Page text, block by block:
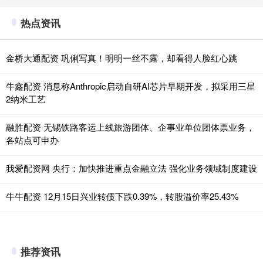
热点资讯
金桥大通配资 巩俐写真！明明一丝不露，却看得人脸红心跳
牛鑫配资 消息称Anthropic启动自研AI芯片早期开发，拟采用三星
2纳米工艺
融胜配资 无锡铁路客运上线旅游团体、企事业单位团体票业务，
各站点可申办
我爱配资网 央行：加快推进重点金融立法 强化业务领域制度建设
牛牛配资 12月15日兴业转债下跌0.39%，转股溢价率25.43%
推荐资讯